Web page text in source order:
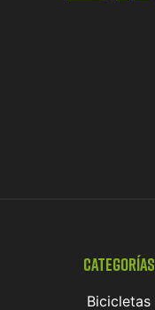
Categorías
Bicicletas